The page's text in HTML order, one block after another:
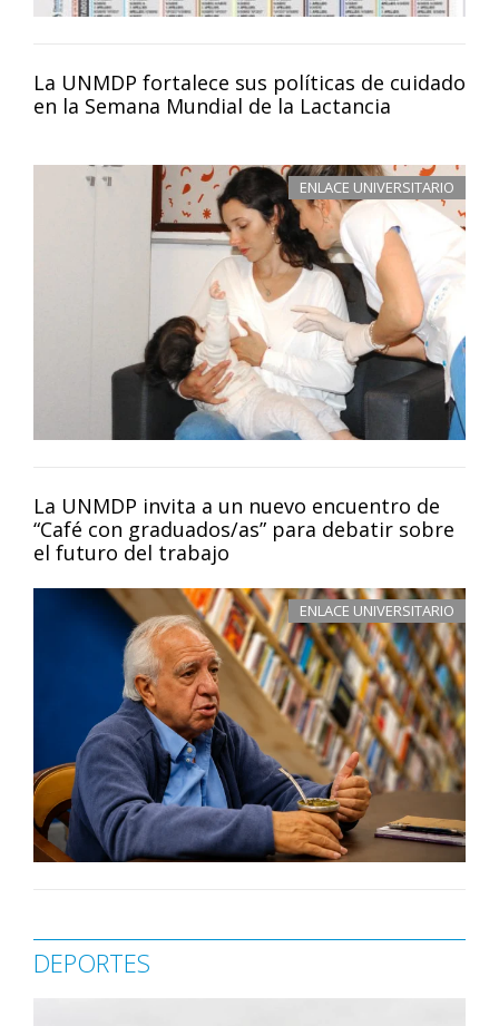
La UNMDP fortalece sus políticas de cuidado
en la Semana Mundial de la Lactancia
ENLACE UNIVERSITARIO
La UNMDP invita a un nuevo encuentro de
“Café con graduados/as” para debatir sobre
el futuro del trabajo
ENLACE UNIVERSITARIO
DEPORTES